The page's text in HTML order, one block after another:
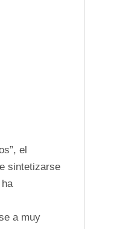
el
sintetizarse
a muy